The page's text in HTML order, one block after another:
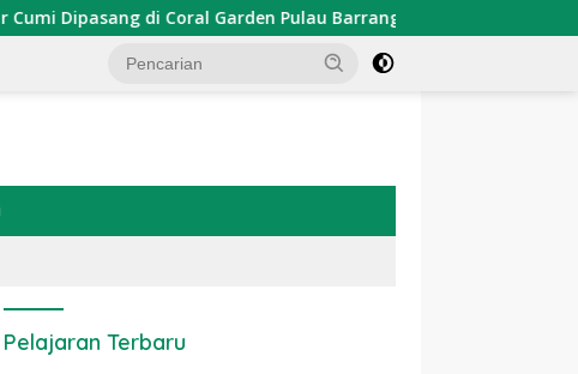
di Coral Garden Pulau Barrang Caddi
Pelajaran Terbaru